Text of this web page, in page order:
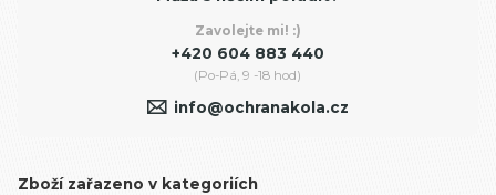
Zavolejte mi! :)
+420 604 883 440
(Po-Pá, 9 -18 hod)
info@ochranakola.cz
Zboží zařazeno v kategoriích